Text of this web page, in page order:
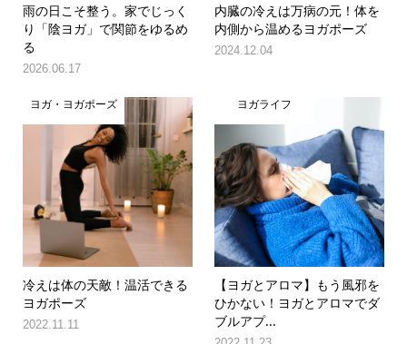
雨の日こそ整う。家でじっく
り「陰ヨガ」で関節をゆるめ
る
2026.06.17
内臓の冷えは万病の元！体を
内側から温めるヨガポーズ
2024.12.04
ヨガ・ヨガポーズ
冷えは体の天敵！温活できる
ヨガポーズ
2022.11.11
ヨガライフ
【ヨガとアロマ】もう風邪を
ひかない！ヨガとアロマでダ
ブルアプ...